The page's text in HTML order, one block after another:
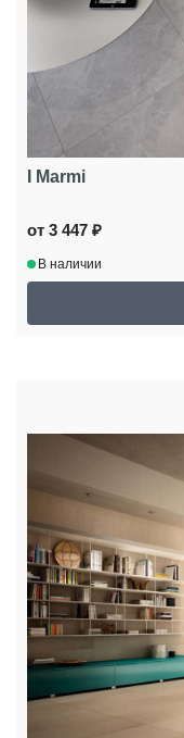
I Marmi
от 3 447 ₽
В наличии